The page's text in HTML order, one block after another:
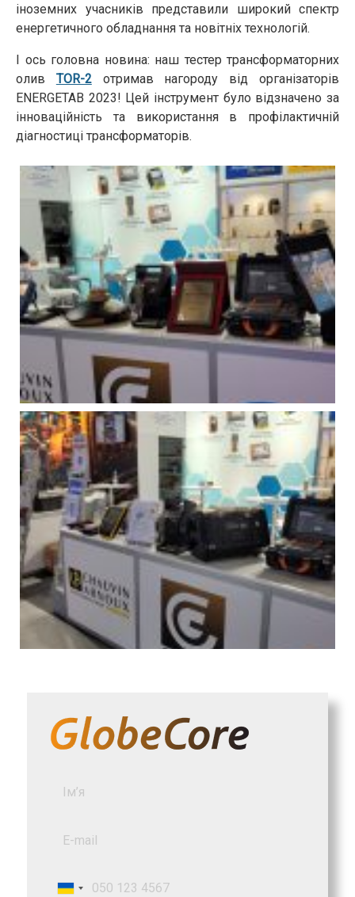
іноземних учасників представили широкий спектр
енергетичного обладнання та новітніх технологій.
І ось головна новина: наш тестер трансформаторних
олив TOR-2отримав нагороду від організаторів
ENERGETAB 2023! Цей інструмент було відзначено за
інноваційність та використання в профілактичній
діагностиці трансформаторів.